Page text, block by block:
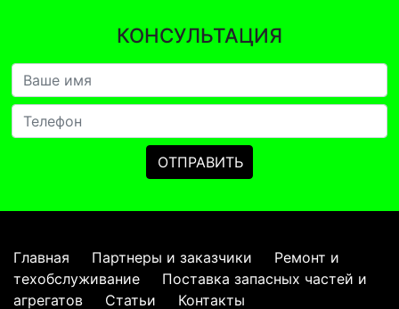
КОНСУЛЬТАЦИЯ
Главная Партнеры и заказчики
Ремонт и
техобслуживание
Поставка запасных частей и
агрегатов
Статьи Контакты